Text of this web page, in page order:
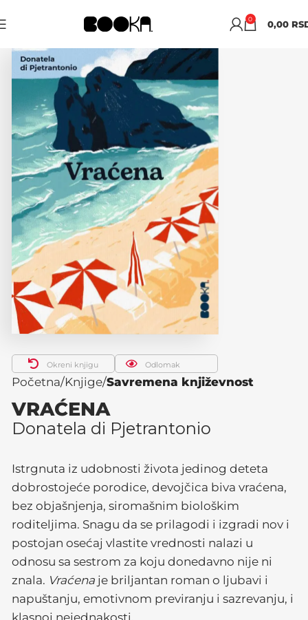
0 0,00
Okreni knjigu Odlomak
Početna Knjige Savremena književnost
VRAĆENA
Donatela di Pjetrantonio
Istrgnuta iz udobnosti života jedinog deteta
dobrostojeće porodice, devojčica biva vraćena,
bez objašnjenja, siromašnim biološkim
roditeljima. Snagu da se prilagodi i izgradi nov i
postojan osećaj vlastite vrednosti nalazi u
odnosu sa sestrom za koju donedavno nije ni
znala. Vraćena je briljantan roman o ljubavi i
napuštanju, emotivnom previranju i sazrevanju, i